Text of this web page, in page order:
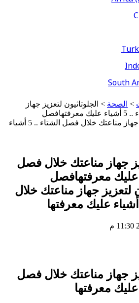
South
> الصحة > الجلوتاثيون لتعزيز جهاز
مناعتك خلال فصل الشتاء .. 5 أشياء عليك معرفتهافصل
الشتاءالجلوتاثيون لتعزيز جهاز مناعتك خلال فصل الشتاء .. 5 أشياء
جهاز مناعتك خلال فصل
5 أشياء عليك معرفتهافصل
لتعزيز جهاز مناعتك خلال
جهاز مناعتك خلال فصل